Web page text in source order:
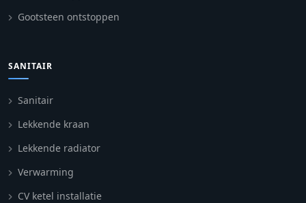
Gootsteen ontstoppen
SANITAIR
Sanitair
Lekkende kraan
Lekkende radiator
Verwarming
CV ketel installatie